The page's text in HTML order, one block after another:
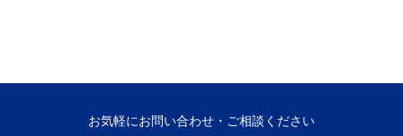
お気軽にお問い合わせ・ご相談ください